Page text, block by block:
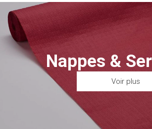
Nappes &
Voir plus